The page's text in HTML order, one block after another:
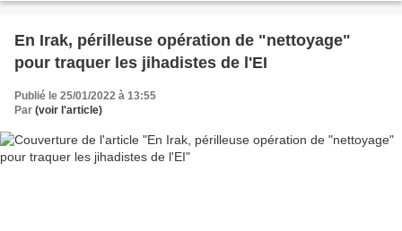
En Irak, périlleuse opération de "nettoyage"
pour traquer les jihadistes de l'EI
Publié le 25/01/2022 à 13:55
Par (voir l'article)